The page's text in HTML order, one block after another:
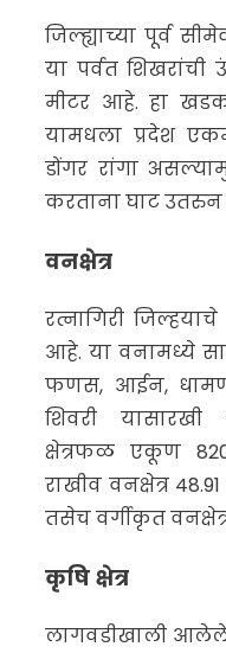
जिल्ह्याच्या पूर्व
या पर्वत
मीटर आहे. हा
यामधला प्रदेश
डोंगर रांगा
करताना घाट उतरुन
वनक्षेत्र
रत्नागिरी
आहे. या वनामध्ये
फणस, आईन,
शिवरी
क्षेत्रफळ एकूण
राखीव वनक्षेत्र
तसेच वर्गीकृत
कृषि क्षेत्र
लागवडीखाली आलेले